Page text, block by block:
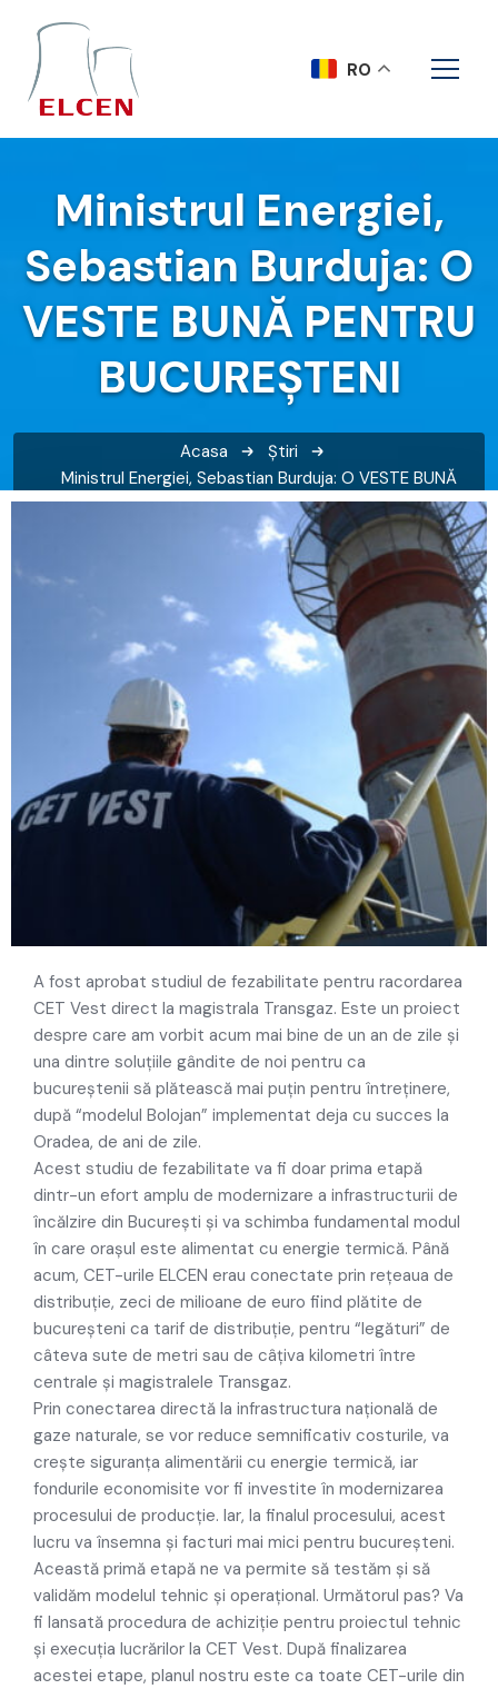
Ministrul Energiei,
Sebastian Burduja: O
VESTE BUNĂ PENTRU
BUCUREȘTENI
Acasa
Știri
Ministrul Energiei, Sebastian Burduja: O VESTE BUNĂ
PENTRU BUCUREȘTENI
A fost aprobat studiul de fezabilitate pentru racordarea
CET Vest direct la magistrala Transgaz. Este un proiect
despre care am vorbit acum mai bine de un an de zile și
una dintre soluțiile gândite de noi pentru ca
bucureștenii să plătească mai puțin pentru întreținere,
după “modelul Bolojan” implementat deja cu succes la
Oradea, de ani de zile.
Acest studiu de fezabilitate va fi doar prima etapă
dintr-un efort amplu de modernizare a infrastructurii de
încălzire din București și va schimba fundamental modul
în care orașul este alimentat cu energie termică. Până
acum, CET-urile ELCEN erau conectate prin rețeaua de
distribuție, zeci de milioane de euro fiind plătite de
bucureșteni ca tarif de distribuție, pentru “legături” de
câteva sute de metri sau de câțiva kilometri între
centrale și magistralele Transgaz.
Prin conectarea directă la infrastructura națională de
gaze naturale, se vor reduce semnificativ costurile, va
crește siguranța alimentării cu energie termică, iar
fondurile economisite vor fi investite în modernizarea
procesului de producție. Iar, la finalul procesului, acest
lucru va însemna și facturi mai mici pentru bucureșteni.
Această primă etapă ne va permite să testăm și să
validăm modelul tehnic și operațional. Următorul pas? Va
fi lansată procedura de achiziție pentru proiectul tehnic
și execuția lucrărilor la CET Vest. După finalizarea
acestei etape, planul nostru este ca toate CET-urile din
RO